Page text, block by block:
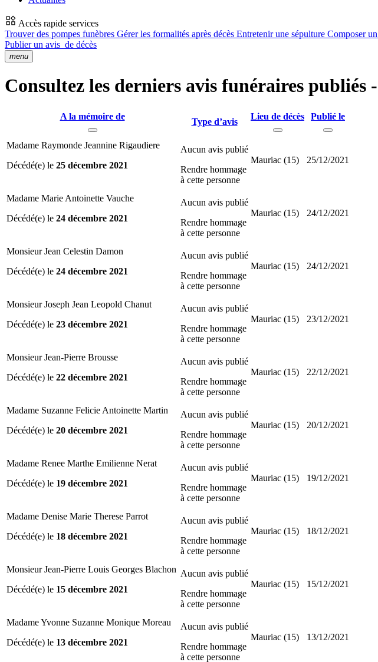
Accès rapide services
Trouver des pompes funèbres Gérer les formalités après décès Entretenir une sépulture Composer
Publier un avis de décès
menu
Consultez les derniers avis funéraires
A la mémoire de
Type d’avis
Lieu de décès Publié le
Madame Raymonde Jeannine Rigaudiere
Décédé(e) le 25 décembre 2021
Aucun avis publié
Rendre hommage
à cette personne
Mauriac (15) 25/12/2021
Madame Marie Antoinette Vauche
Décédé(e) le 24 décembre 2021
Aucun avis publié
Rendre hommage
à cette personne
Mauriac (15) 24/12/2021
Monsieur Jean Celestin Damon
Décédé(e) le 24 décembre 2021
Aucun avis publié
Rendre hommage
à cette personne
Mauriac (15) 24/12/2021
Monsieur Joseph Jean Leopold Chanut
Décédé(e) le 23 décembre 2021
Aucun avis publié
Rendre hommage
à cette personne
Mauriac (15) 23/12/2021
Monsieur Jean-Pierre Brousse
Décédé(e) le 22 décembre 2021
Aucun avis publié
Rendre hommage
à cette personne
Mauriac (15) 22/12/2021
Madame Suzanne Felicie Antoinette Martin
Décédé(e) le 20 décembre 2021
Aucun avis publié
Rendre hommage
à cette personne
Mauriac (15) 20/12/2021
Madame Renee Marthe Emilienne Nerat
Décédé(e) le 19 décembre 2021
Aucun avis publié
Rendre hommage
à cette personne
Mauriac (15) 19/12/2021
Madame Denise Marie Therese Parrot
Décédé(e) le 18 décembre 2021
Aucun avis publié
Rendre hommage
à cette personne
Mauriac (15) 18/12/2021
Monsieur Jean-Pierre Louis Georges Blachon
Décédé(e) le 15 décembre 2021
Aucun avis publié
Rendre hommage
à cette personne
Mauriac (15) 15/12/2021
Madame Yvonne Suzanne Monique Moreau
Décédé(e) le 13 décembre 2021
Aucun avis publié
Rendre hommage
à cette personne
Mauriac (15) 13/12/2021